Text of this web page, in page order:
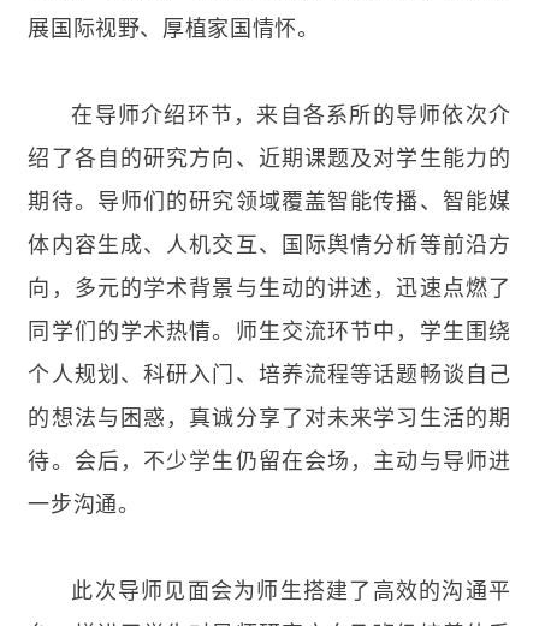
展国际视野、厚植家国情怀。
在导师介绍环节，来自各系所的导师依次介
绍了各自的研究方向、近期课题及对学生能力的
期待。导师们的研究领域覆盖智能传播、智能媒
体内容生成、人机交互、国际舆情分析等前沿方
向，多元的学术背景与生动的讲述，迅速点燃了
同学们的学术热情。师生交流环节中，学生围绕
个人规划、科研入门、培养流程等话题畅谈自己
的想法与困惑，真诚分享了对未来学习生活的期
待。会后，不少学生仍留在会场，主动与导师进
一步沟通。
此次导师见面会为师生搭建了高效的沟通平